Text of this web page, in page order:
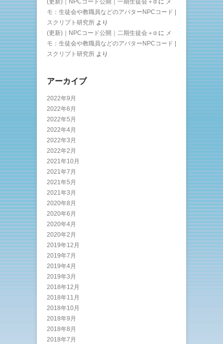
(更新)｜NPCコード公開｜一期生徒会＋α に メ
モ：生徒会や教職員などのアバターNPCコード |
スクリプト研究所 より
(更新)｜NPCコード公開｜二期生徒会＋α に メ
モ：生徒会や教職員などのアバターNPCコード |
スクリプト研究所 より
アーカイブ
2022年9月
2022年6月
2022年5月
2022年4月
2022年3月
2022年2月
2021年10月
2021年7月
2021年5月
2021年3月
2020年8月
2020年6月
2020年4月
2020年2月
2019年12月
2019年7月
2019年4月
2019年3月
2018年12月
2018年11月
2018年10月
2018年9月
2018年8月
2018年7月